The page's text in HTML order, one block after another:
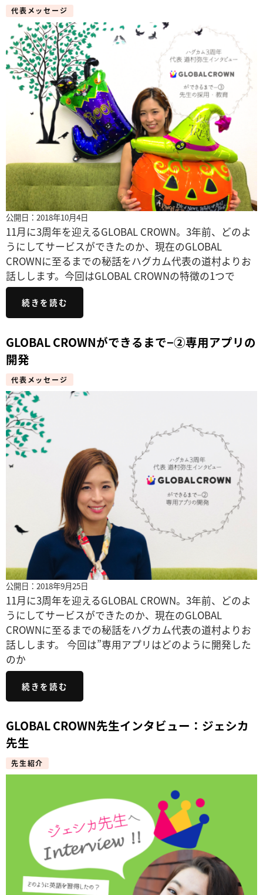
代表メッセージ
公開日：2018年10月4日
11月に3周年を迎えるGLOBAL CROWN。3年前、どのよ
うにしてサービスができたのか、現在のGLOBAL
CROWNに至るまでの秘話をハグカム代表の道村よりお
話しします。今回はGLOBAL CROWNの特徴の1つで
続きを読む
GLOBAL CROWNができるまで−②専用アプリの
開発
代表メッセージ
公開日：2018年9月25日
11月に3周年を迎えるGLOBAL CROWN。3年前、どのよ
うにしてサービスができたのか、現在のGLOBAL
CROWNに至るまでの秘話をハグカム代表の道村よりお
話しします。 今回は”専用アプリはどのように開発した
のか
続きを読む
GLOBAL CROWN先生インタビュー：ジェシカ
先生
先生紹介